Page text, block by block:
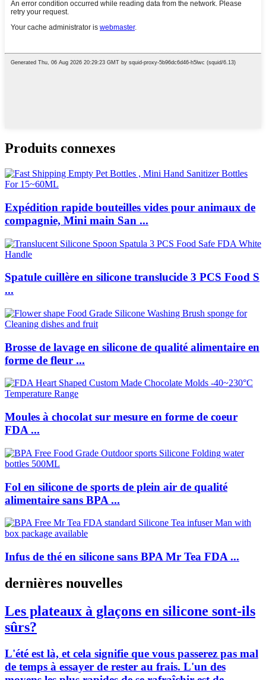
Produits connexes
Expédition rapide bouteilles vides pour animaux de
compagnie, Mini main San ...
Spatule cuillère en silicone translucide 3 PCS Food S
...
Brosse de lavage en silicone de qualité alimentaire en
forme de fleur ...
Moules à chocolat sur mesure en forme de coeur
FDA ...
Fol en silicone de sports de plein air de qualité
alimentaire sans BPA ...
Infus de thé en silicone sans BPA Mr Tea FDA ...
dernières nouvelles
Les plateaux à glaçons en silicone sont-ils
sûrs?
L'été est là, et cela signifie que vous passerez pas mal
de temps à essayer de rester au frais. L'un des